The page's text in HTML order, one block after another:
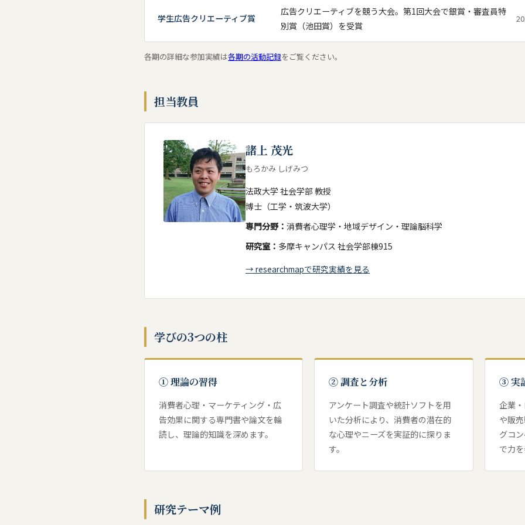
法政大学懸賞論文にて、本ゼミ14期生の論文が3本入賞しました。
2021年12月23日 マイナビ課題解決プロジェクト「セコム株式会社提供課題」にて、本ゼミ15期生の
2021年2月1日 法政大学懸賞論文にて、本ゼミ13期生の論文が6本入賞しました。
2020年3月30日
【第14期生選考に関する情報】ゼミ説明会の中止に伴い，ゼミ説明の動画を４月６
す。応募を考えている方はゼミ選考ページから視聴してください。
2020年2月20日 【第14期生選考に関する情報】入ゼミ・ゼミ選考についての面接の情報をゼミ選考
法政大学懸賞論文にて、本ゼミ12期生の論文が6本入賞しました。
2019年2月18日
2016年11月26日 諸上ゼミ10周年記念会が行われました。
第6回全国大学生マーケティングコンテストにて３位に入賞しました。
2015年11月29日 第5回全国大学生マーケティングコンテスト関東予選に出場しました。
サブゼミでの活動が、東京新聞、日本経済新聞に掲載されました。
2015年2月18日 法政大学懸賞論文にて、本ゼミ7期生の論文が9本入賞しました。
学生広告クリエーティブ賞
広告クリエーティブを競う大会。第1回大会で銀賞・審査員特
別賞（池田賞）を受賞
各期の詳細な参加実績は各期の活動記録をご覧ください。
担当教員
諸上 茂光
もろかみ しげみつ
法政大学 社会学部 教授
博士（工学・筑波大学）
専門分野： 消費者心理学・地域デザイン・理論脳科学
研究室： 多摩キャンパス 社会学部棟915
→ researchmapで研究実績を見る
学びの3つの柱
① 理論の習得
消費者心理・マーケティング・広
告効果に関する専門書や論文を輪
読し、理論的知識を深めます。
② 調査と分析
アンケート調査や統計ソフトを用
いた分析により、消費者の潜在的
な心理やニーズを実証的に探りま
す。
③ 実
企業
や販
グコ
で力を
研究テーマ例